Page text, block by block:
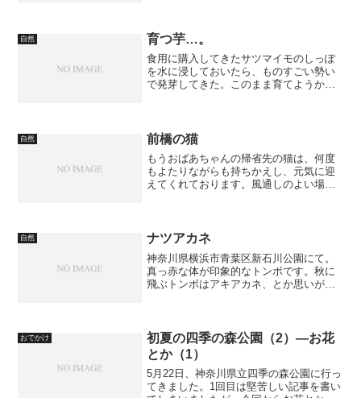
自然 育つ芋…。
食用に購入してきたサツマイモのしっぽ
を水に浸しておいたら、ものすごい勢い
で発芽してきた。このまま育てようか思
自然 前橋の猫
もうおばあちゃんの帰省先の猫は、何度
もよたりながらも持ちかえし、元気に迎
えてくれております。風通しのよい場所
自然 ナツアカネ
神奈川県横浜市青葉区新石川公園にて。
真っ赤な体が印象的なトンボです。秋に
飛ぶトンボはアキアカネ、とか思いがち
というものですね。
おでかけ
初夏の四季の森公園（2）―お花
とか（1）
5月22日、神奈川県立四季の森公園に行っ
てきました。1回目は堅苦しい記事を書い